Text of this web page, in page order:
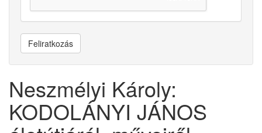
Feliratkozás
Neszmélyi Károly:
KODOLÁNYI JÁNOS